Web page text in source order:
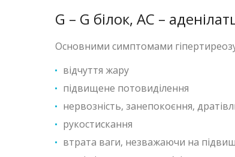
G – G білок, AC –
Основними симптомами
відчуття жару
підвищене потовиділення
нервозність, занепокоєння,
рукостискання
втрата ваги, незважаючи на